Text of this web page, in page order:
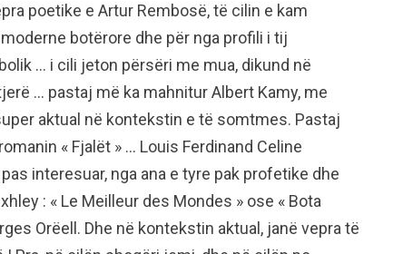
poetike e Artur Rembosë, të cilin e kam
botërore dhe për nga profili i tij
… i cili jeton përsëri me mua, dikund në
… pastaj më ka mahnitur Albert Kamy, me
aktual në kontekstin e të somtmes. Pastaj
« Fjalët » … Louis Ferdinand Celine
interesuar, nga ana e tyre pak profetike dhe
: « Le Meilleur des Mondes » ose « Bota
Orëell. Dhe në kontekstin aktual, janë vepra të